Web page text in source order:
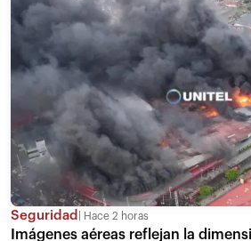
Seguridad Hace 2 horas
Imágenes aéreas reflejan la